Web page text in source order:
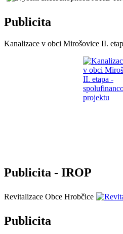
Publicita
Kanalizace v obci Mirošovice II.
Publicita - IROP
Revitalizace Obce Hrobčice
Publicita